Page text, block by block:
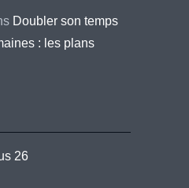
Doubler son temps
: les plans
26